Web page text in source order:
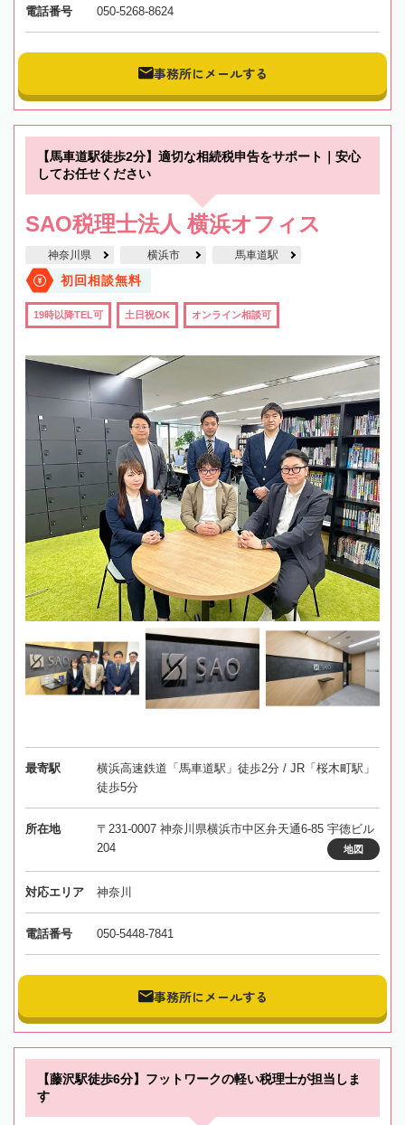
電話番号 050-5268-8624
事務所にメールする
【馬車道駅徒歩2分】適切な相続税申告をサポート｜安心
してお任せください
SAO税理士法人 横浜オフィス
神奈川県 横浜市 馬車道駅
初回相談無料
19時以降TEL可 土日祝OK オンライン相談可
最寄駅
横浜高速鉄道「馬車道駅」徒歩2分 / JR「桜木町駅」
徒歩5分
所在地
〒231-0007 神奈川県横浜市中区弁天通6-85 宇徳ビル
204
地図
対応エリア 神奈川
電話番号 050-5448-7841
事務所にメールする
【藤沢駅徒歩6分】フットワークの軽い税理士が担当しま
す